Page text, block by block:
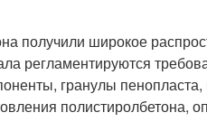
получили широкое
регламентируются
гранулы
полистиролбетона,